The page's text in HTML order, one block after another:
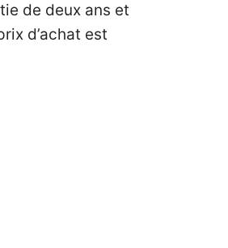
de deux ans et
d’achat est